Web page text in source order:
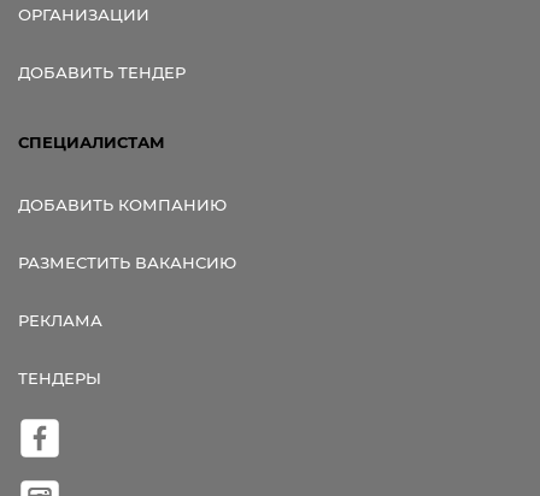
ОРГАНИЗАЦИИ
ДОБАВИТЬ ТЕНДЕР
СПЕЦИАЛИСТАМ
ДОБАВИТЬ КОМПАНИЮ
РАЗМЕСТИТЬ ВАКАНСИЮ
РЕКЛАМА
ТЕНДЕРЫ